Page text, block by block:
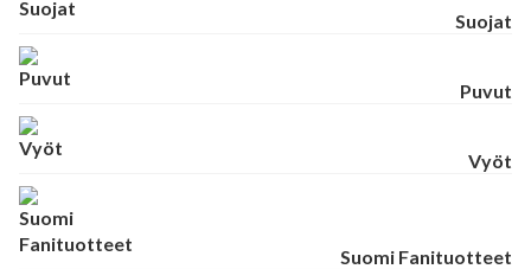
Suojat
Puvut
Vyöt
Suomi Fanituotteet